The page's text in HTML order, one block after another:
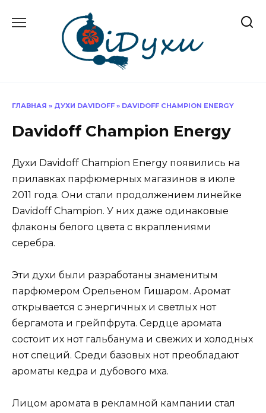
содержанию
ГЛАВНАЯ » ДУХИ DAVIDOFF » DAVIDOFF CHAMPION ENERGY
Davidoff Champion Energy
Духи Davidoff Champion Energy появились на
прилавках парфюмерных магазинов в июле
2011 года. Они стали продолжением линейке
Davidoff Champion. У них даже одинаковые
флаконы белого цвета с вкраплениями
серебра.
Эти духи были разработаны знаменитым
парфюмером Орельеном Гишаром. Аромат
открывается с энергичных и светлых нот
бергамота и грейпфрута. Сердце аромата
состоит их нот гальбанума и свежих и холодных
нот специй. Среди базовых нот преобладают
ароматы кедра и дубового мха.
Лицом аромата в рекламной кампании стал